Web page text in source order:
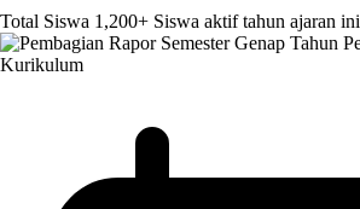
Total Siswa 1,200+ Siswa aktif tahun ajaran ini
Kurikulum